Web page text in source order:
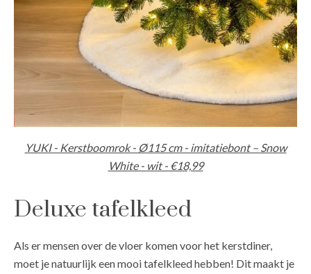
YUKI - Kerstboomrok - Ø115 cm - imitatiebont – Snow
White - wit - €18,99
Deluxe tafelkleed
Als er mensen over de vloer komen voor het kerstdiner,
moet je natuurlijk een mooi tafelkleed hebben! Dit maakt je